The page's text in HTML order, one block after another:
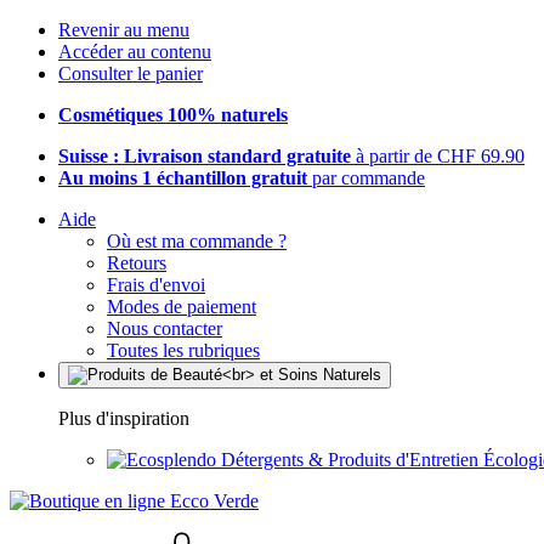
Revenir au menu
Accéder au contenu
Consulter le panier
Cosmétiques 100% naturels
Suisse : Livraison standard gratuite à partir de CHF 69.90
Au moins 1 échantillon gratuit par commande
Aide
Où est ma commande ?
Retours
Frais d'envoi
Modes de paiement
Nous contacter
Toutes les rubriques
Plus d'inspiration
Détergents & Produits d'Entretien